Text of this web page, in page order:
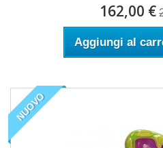
162,00 €
Aggiungi al
NUOVO